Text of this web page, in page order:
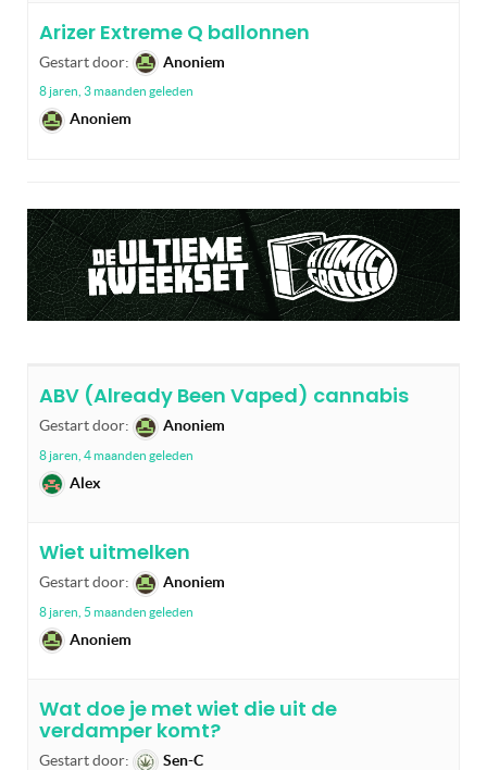
Arizer Extreme Q ballonnen
Gestart door: Anoniem
8 jaren, 3 maanden geleden
Anoniem
ABV (Already Been Vaped) cannabis
Gestart door: Anoniem
8 jaren, 4 maanden geleden
Alex
Wiet uitmelken
Gestart door: Anoniem
8 jaren, 5 maanden geleden
Anoniem
Wat doe je met wiet die uit de
verdamper komt?
Gestart door: Sen-C